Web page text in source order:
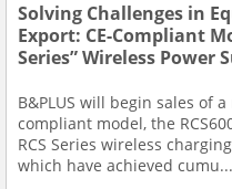
Solving Challenges in
Export: CE-Compliant
Series” Wireless Power
B&PLUS will begin sales of
compliant model, the
RCS Series wireless
which have achieved cumu...